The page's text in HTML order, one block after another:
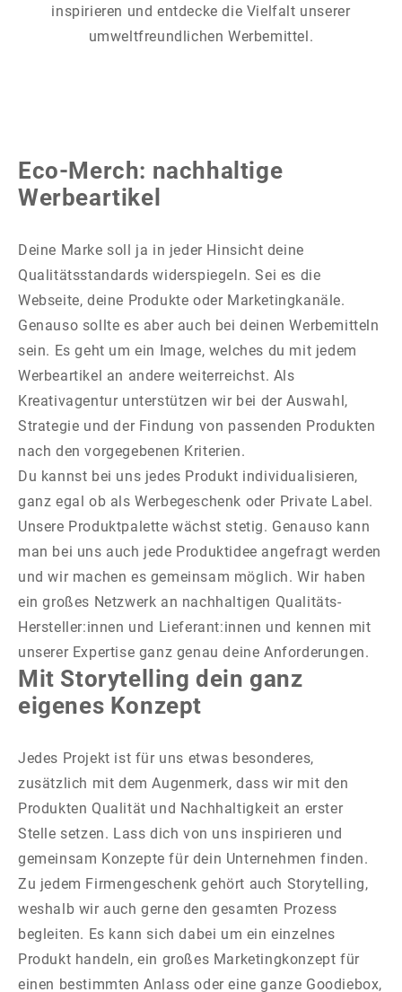
inspirieren und entdecke die Vielfalt unserer
umweltfreundlichen Werbemittel.
Eco-Merch: nachhaltige
Werbeartikel
Deine Marke soll ja in jeder Hinsicht deine
Qualitätsstandards widerspiegeln. Sei es die
Webseite, deine Produkte oder Marketingkanäle.
Genauso sollte es aber auch bei deinen Werbemitteln
sein. Es geht um ein Image, welches du mit jedem
Werbeartikel an andere weiterreichst. Als
Kreativagentur unterstützen wir bei der Auswahl,
Strategie und der Findung von passenden Produkten
nach den vorgegebenen Kriterien.
Du kannst bei uns jedes Produkt individualisieren,
ganz egal ob als Werbegeschenk oder Private Label.
Unsere Produktpalette wächst stetig. Genauso kann
man bei uns auch jede Produktidee angefragt werden
und wir machen es gemeinsam möglich. Wir haben
ein großes Netzwerk an nachhaltigen Qualitäts-
Hersteller:innen und Lieferant:innen und kennen mit
unserer Expertise ganz genau deine Anforderungen.
Mit Storytelling dein ganz
eigenes Konzept
Jedes Projekt ist für uns etwas besonderes,
zusätzlich mit dem Augenmerk, dass wir mit den
Produkten Qualität und Nachhaltigkeit an erster
Stelle setzen. Lass dich von uns inspirieren und
gemeinsam Konzepte für dein Unternehmen finden.
Zu jedem Firmengeschenk gehört auch Storytelling,
weshalb wir auch gerne den gesamten Prozess
begleiten. Es kann sich dabei um ein einzelnes
Produkt handeln, ein großes Marketingkonzept für
einen bestimmten Anlass oder eine ganze Goodiebox,